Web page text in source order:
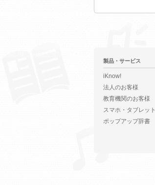
製品・サービス
iKnow!
法人のお客様
教育機関のお客様
スマホ・タブレット
ポップアップ辞書